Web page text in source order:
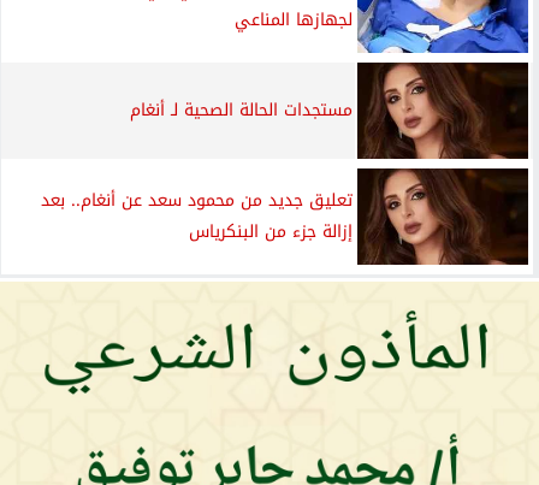
لجهازها المناعي
مستجدات الحالة الصحية لـ أنغام
تعليق جديد من محمود سعد عن أنغام.. بعد
إزالة جزء من البنكرياس